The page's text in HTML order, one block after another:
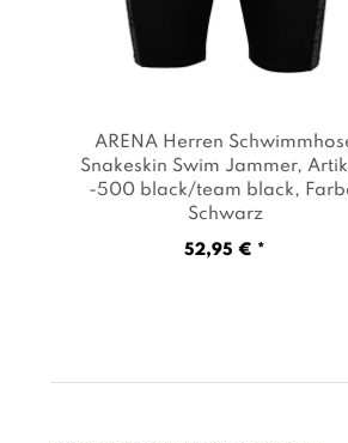
ARENA Herren
Snakeskin Swim Jammer,
-500 black/team black,
Schwarz
52,95 € *